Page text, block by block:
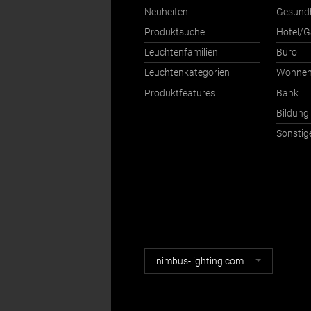
Neuheiten
Produktsuche
Leuchtenfamilien
Leuchtenkategorien
Produktfeatures
Hotel/
Büro
Wohnen
Bank
Bildung
Nimbus
Webseiten
nimbus-lighting.com